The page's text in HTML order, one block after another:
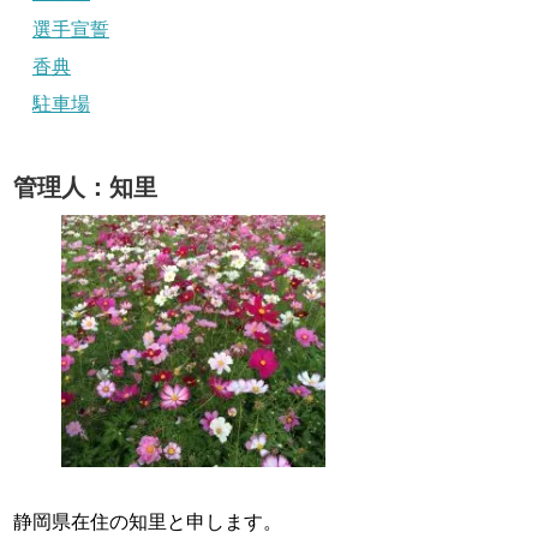
選手宣誓
香典
駐車場
管理人：知里
静岡県在住の知里と申します。